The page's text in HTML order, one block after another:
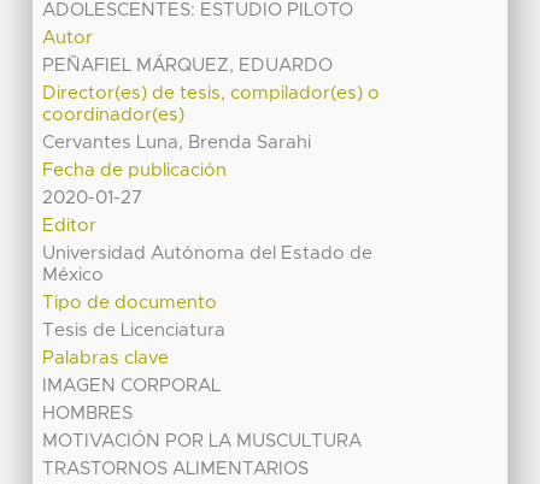
ADOLESCENTES: ESTUDIO PILOTO
Autor
PEÑAFIEL MÁRQUEZ, EDUARDO
Director(es) de tesis, compilador(es) o
coordinador(es)
Cervantes Luna, Brenda Sarahi
Fecha de publicación
2020-01-27
Editor
Universidad Autónoma del Estado de
México
Tipo de documento
Tesis de Licenciatura
Palabras clave
IMAGEN CORPORAL
HOMBRES
MOTIVACIÓN POR LA MUSCULTURA
TRASTORNOS ALIMENTARIOS